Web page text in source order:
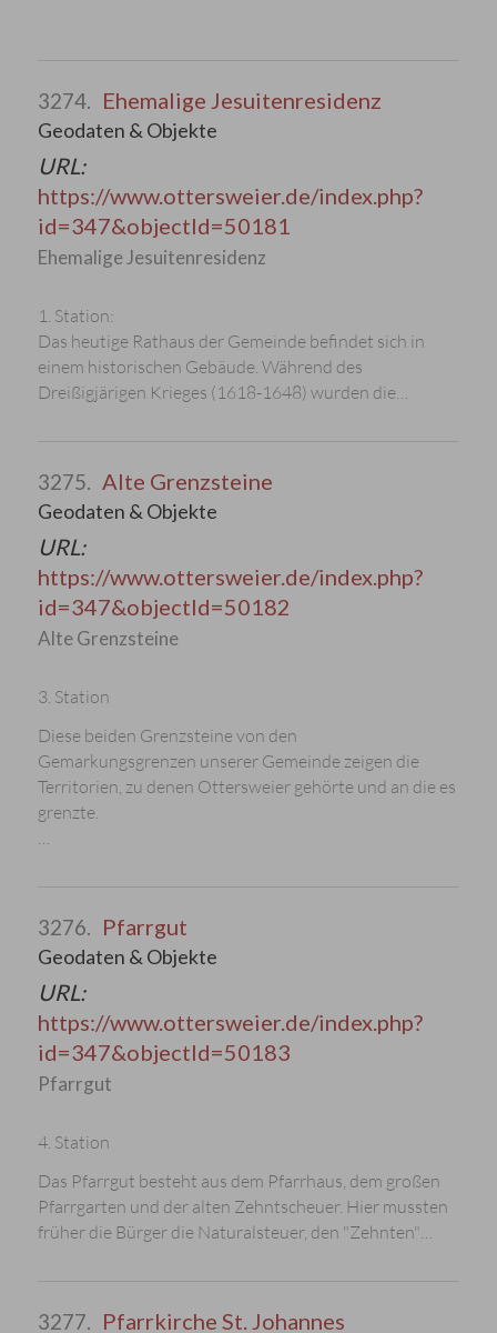
3274. Ehemalige Jesuitenresidenz
Geodaten & Objekte
URL:
https://www.ottersweier.de/index.php?
id=347&objectId=50181
Ehemalige Jesuitenresidenz
1. Station:
Das heutige Rathaus der Gemeinde befindet sich in
einem historischen Gebäude. Während des
Dreißigjärigen Krieges (1618-1648) wurden die…
3275. Alte Grenzsteine
Geodaten & Objekte
URL:
https://www.ottersweier.de/index.php?
id=347&objectId=50182
Alte Grenzsteine
3. Station
Diese beiden Grenzsteine von den
Gemarkungsgrenzen unserer Gemeinde zeigen die
Territorien, zu denen Ottersweier gehörte und an die es
grenzte.
…
3276. Pfarrgut
Geodaten & Objekte
URL:
https://www.ottersweier.de/index.php?
id=347&objectId=50183
Pfarrgut
4. Station
Das Pfarrgut besteht aus dem Pfarrhaus, dem großen
Pfarrgarten und der alten Zehntscheuer. Hier mussten
früher die Bürger die Naturalsteuer, den "Zehnten"…
3277. Pfarrkirche St. Johannes